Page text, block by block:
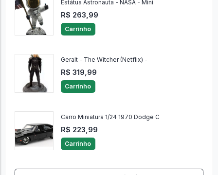
Estátua Astronauta - NASA - Mini
R$ 263,99
Carrinho
Geralt - The Witcher (Netflix) -
R$ 319,99
Carrinho
Carro Miniatura 1/24 1970 Dodge C
R$ 223,99
Carrinho